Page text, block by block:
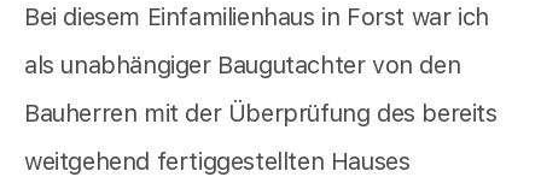
Bei diesem Einfamilienhaus in Forst war ich
als unabhängiger Baugutachter von den
Bauherren mit der Überprüfung des bereits
weitgehend fertiggestellten Hauses